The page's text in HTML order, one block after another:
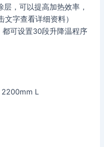
，可以提高加热效率，
字查看详细资料）
可设置30段升降温程序
2200mm L